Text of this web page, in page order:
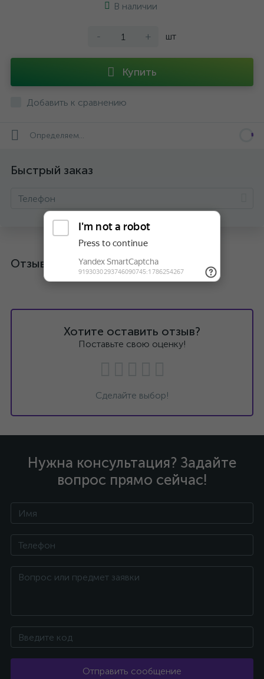
В наличии
- + шт
Купить
Добавить к сравнению
Определяем...
Быстрый заказ
Отзывы
Хотите оставить отзыв?
Поставьте свою оценку!
Сделайте выбор!
Нужна консультация? Задайте
вопрос прямо сейчас!
Отправить сообщение